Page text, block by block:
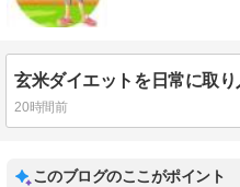
20時間前
このブログのここがポイント